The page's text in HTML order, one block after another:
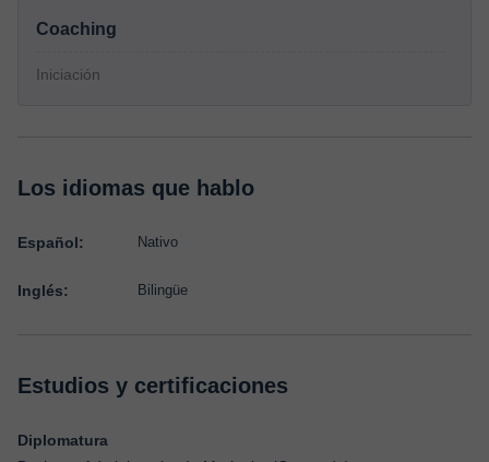
Coaching
Iniciación
Los idiomas que hablo
Español: Nativo
Inglés: Bilingüe
Estudios y certificaciones
Diplomatura